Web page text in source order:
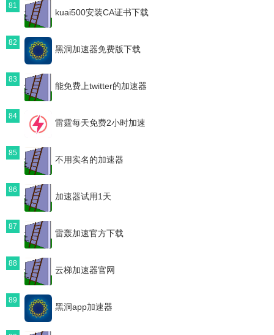
81
kuai500安装CA证书下载
82
黑洞加速器免费版下载
83
能免费上twitter的加速器
84
雷霆每天免费2小时加速
85
不用实名的加速器
86
加速器试用1天
87
雷轰加速官方下载
88
云梯加速器官网
89
黑洞app加速器